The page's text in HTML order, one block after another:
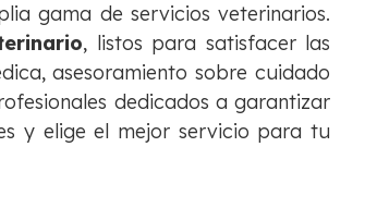
gama de servicios veterinarios.
, listos para satisfacer las
asesoramiento sobre cuidado
dedicados a garantizar
y elige el mejor servicio para tu